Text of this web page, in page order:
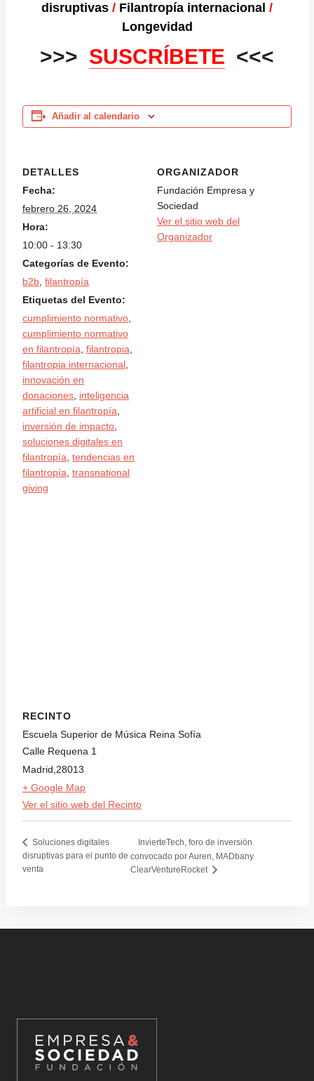
disruptivas / Filantropía internacional /
Longevidad
>>> SUSCRÍBETE <<<
Añadir al calendario
DETALLES
Fecha:
febrero 26, 2024
Hora:
10:00 - 13:30
Categorías de Evento:
b2b, filantropía
Etiquetas del Evento:
cumplimiento normativo,
cumplimiento normativo
en filantropía, filantropia,
filantropia internacional,
innovación en
donaciones, inteligencia
artificial en filantropía,
inversión de impacto,
soluciones digitales en
filantropía, tendencias en
filantropía, transnational
giving
ORGANIZADOR
Fundación Empresa y
Sociedad
Ver el sitio web del
Organizador
RECINTO
Escuela Superior de Música Reina Sofía
Calle Requena 1
Madrid,28013
+ Google Map
Ver el sitio web del Recinto
Soluciones digitales
disruptivas para el punto de
venta
InvierteTech, foro de inversión
convocado por Auren, MADbany
ClearVentureRocket